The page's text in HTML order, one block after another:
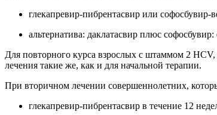
глекапревир-пибрентасвир или софосбувир-
альтернатива: даклатасвир плюс
Для повторного курса взрослых с штаммом 2
лечения такие же, как и для начальной терапии.
При вторичном лечении совершеннолетних,
глекапревир-пибрентасвир в течение 12